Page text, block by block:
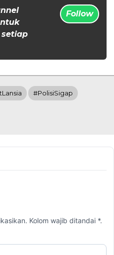
Follow
#PolisiSigap
Kolom wajib ditandai *.